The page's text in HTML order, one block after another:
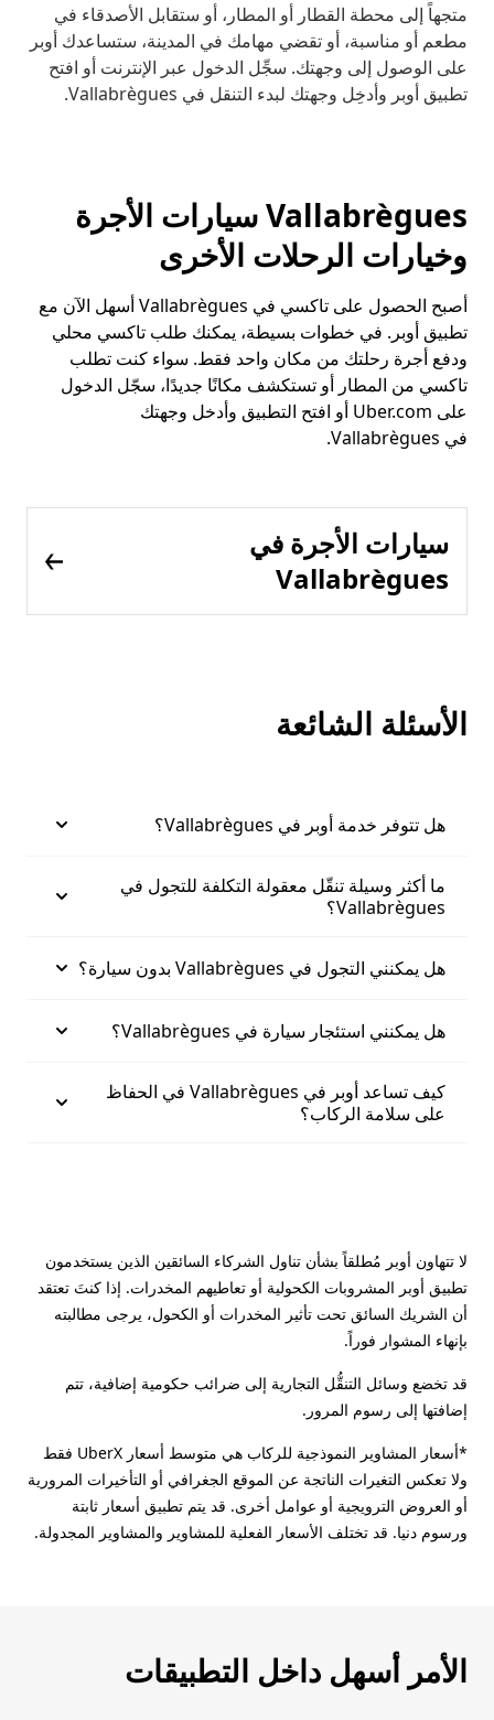
متجهاً إلى محطة القطار أو المطار، أو ستقابل الأصدقاء في
مطعم أو مناسبة، أو تقضي مهامك في المدينة، ستساعدك أوبر
على الوصول إلى وجهتك. سجِّل الدخول عبر الإنترنت أو افتح
تطبيق أوبر وأدخِل وجهتك لبدء التنقل في Vallabrègues.
Vallabrègues سيارات الأجرة
وخيارات الرحلات الأخرى
أصبح الحصول على تاكسي في Vallabrègues أسهل الآن مع
تطبيق أوبر. في خطوات بسيطة، يمكنك طلب تاكسي محلي
ودفع أجرة رحلتك من مكان واحد فقط. سواء كنت تطلب
تاكسي من المطار أو تستكشف مكانًا جديدًا، سجّل الدخول
على Uber.com أو افتح التطبيق وأدخل وجهتك
في Vallabrègues.
سيارات الأجرة في
Vallabrègues
الأسئلة الشائعة
هل تتوفر خدمة أوبر في Vallabrègues؟
ما أكثر وسيلة تنقّل معقولة التكلفة للتجول في
Vallabrègues؟
هل يمكنني التجول في Vallabrègues بدون سيارة؟
هل يمكنني استئجار سيارة في Vallabrègues؟
كيف تساعد أوبر في Vallabrègues في الحفاظ
على سلامة الركاب؟
لا تتهاون أوبر مُطلقاً بشأن تناول الشركاء السائقين الذين يستخدمون
تطبيق أوبر المشروبات الكحولية أو تعاطيهم المخدرات. إذا كنتَ تعتقد
أن الشريك السائق تحت تأثير المخدرات أو الكحول، يرجى مطالبته
بإنهاء المشوار فوراً.
قد تخضع وسائل التنقُّل التجارية إلى ضرائب حكومية إضافية، تتم
إضافتها إلى رسوم المرور.
*أسعار المشاوير النموذجية للركاب هي متوسط أسعار UberX فقط
ولا تعكس التغيرات الناتجة عن الموقع الجغرافي أو التأخيرات المرورية
أو العروض الترويجية أو عوامل أخرى. قد يتم تطبيق أسعار ثابتة
ورسوم دنيا. قد تختلف الأسعار الفعلية للمشاوير والمشاوير المجدولة.
الأمر أسهل داخل التطبيقات